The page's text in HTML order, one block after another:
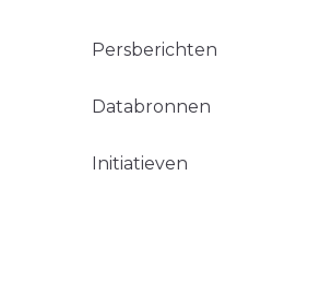
Persberichten
Databronnen
Initiatieven